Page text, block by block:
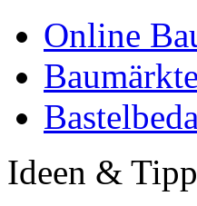
Online
Ideen &